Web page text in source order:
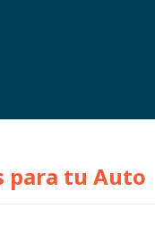
para tu Auto